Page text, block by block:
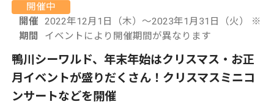
開催中
開催
期間
2022年12月1日（木）〜2023年1月31日（火） ※
イベントにより開催期間が異なります
鴨川シーワルド、年末年始はクリスマス・お正
月イベントが盛りだくさん！クリスマスミニコ
ンサートなどを開催